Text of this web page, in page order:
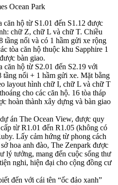
Ocean Park
căn hộ từ S1.01 đến S1.12 được
chữ Z, chữ L và chữ T. Chiều
tầng nổi và có 1 hầm gửi xe rộng
tòa căn hộ thuộc khu Sapphire 1
bàn giao.
căn hộ từ S2.01 đến S2.19 với
tầng nổi + 1 hầm gửi xe. Mặt bằng
layout hình chữ I, chữ L và chữ T
cho các căn hộ. 16 tòa tháp
hoàn thành xây dựng và bàn giao
án The Ocean View, được quy
từ R1.01 đến R1.05 (không có
Lấy cảm hứng từ phong cách
hoa anh đào, The Zenpark được
lý tưởng, mang đến cuộc sống thư
nghi, hiện đại cho cộng đồng cư
đến với cái tên “ốc đảo xanh”